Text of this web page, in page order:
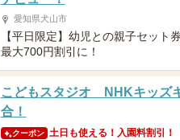
愛知県犬山市
【平日限定】幼児との親子セット
最大700円割引に！
こどもスタジオ NHKキッズ
合！
クーポン 土日も使える！入園料割引！